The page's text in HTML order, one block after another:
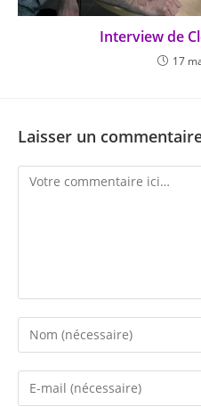
Interview de
17
Laisser un